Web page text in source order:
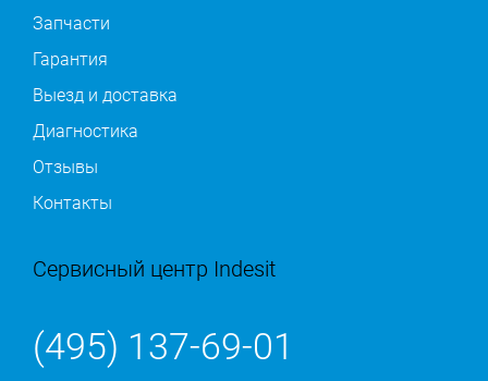
Запчасти
Гарантия
Выезд и доставка
Диагностика
Отзывы
Контакты
Сервисный центр Indesit
(495) 137-69-01